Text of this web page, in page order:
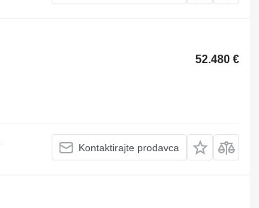
52.480 €
Kontaktirajte prodavca